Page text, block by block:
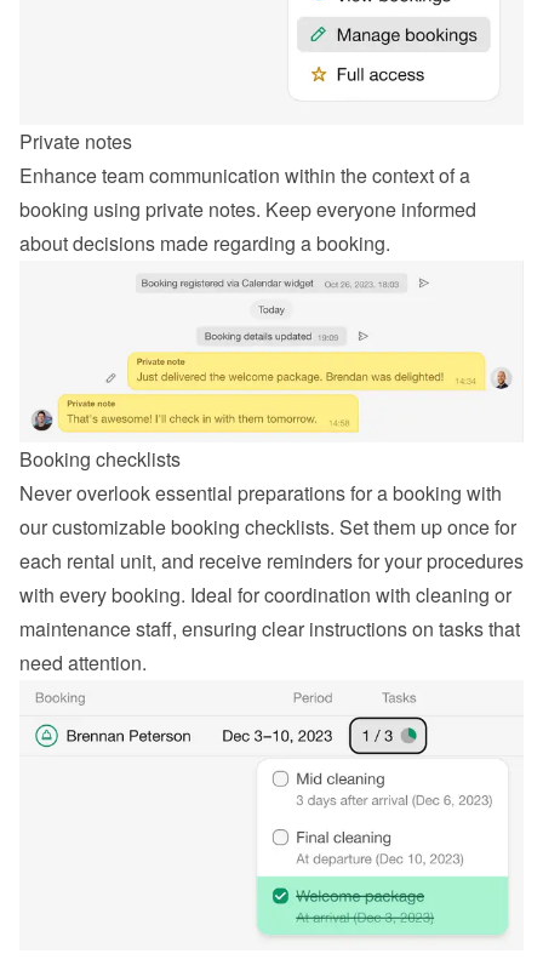
Private notes
Enhance team communication within the context of a
booking using private notes. Keep everyone informed
about decisions made regarding a booking.
Booking checklists
Never overlook essential preparations for a booking with
our customizable booking checklists. Set them up once for
each rental unit, and receive reminders for your procedures
with every booking. Ideal for coordination with cleaning or
maintenance staff, ensuring clear instructions on tasks that
need attention.